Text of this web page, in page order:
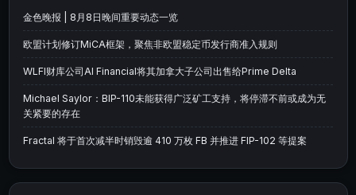
金色晚报 | 8月8日晚间重要动态一览
欧盟计划修订MiCA框架，聚焦非欧盟稳定币发行商准入规则
WLFI财库公司AI Financial将其加拿大子公司出售给Prime Delta
Michael Saylor：BIP-110未能获得广泛矿工支持，将停滞不前或成为无
关紧要的存在
Fractal 将于首次减半时销毁逾 410 万枚 FB 并推进 FIP-102 等提案